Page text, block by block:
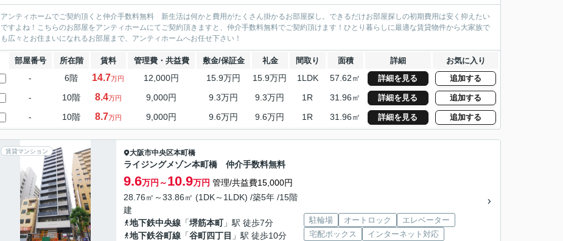
アンティホームでご契約頂くと仲介手数料無料 新生活は何かと費用がたくさん掛かるお部屋探し。できるだけお部屋探しの初期費用は安く抑えたい
ですよね！こちらのお部屋をアンティホームにてご契約頂きますと、仲介手数料無料でご契約頂けます！ひとり暮らしに最適な賃貸物件から大家族で
も広々とお住まいになれるお部屋まで、アンティホームへお任せ下さい！
部屋番号 所在階 賃料 管理費・共益費 敷金/保証金 礼金 間取り 面積 詳細 お気に入り
- 6階 14.7万円 12,000円 15.9万円 15.9万円 1LDK 57.62㎡ 詳細を見る 追加する
- 10階 8.4万円 9,000円 9.3万円 9.3万円 1R 31.96㎡ 詳細を見る 追加する
- 10階 8.7万円 9,000円 9.6万円 9.6万円 1R 31.96㎡ 詳細を見る 追加する
賃貸マンション 大阪市中央区本町橋
ライジングメゾン本町橋 仲介手数料無料
9.6万円～10.9万円 管理/共益費15,000円
28.76㎡～33.86㎡ (1DK～1LDK) /築5年 /15階
建
地下鉄中央線 「堺筋本町」駅 徒歩7分
地下鉄谷町線 「谷町四丁目 」駅 徒歩10分
駐輪場 オートロック
エレベーター
宅配ボックス
インターネット対応